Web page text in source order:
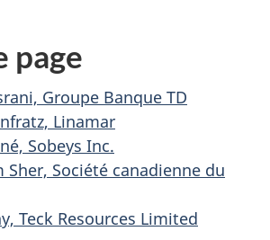
page
Groupe Banque TD
Linamar
Sobeys Inc.
Sher, Société canadienne du
Teck Resources Limited